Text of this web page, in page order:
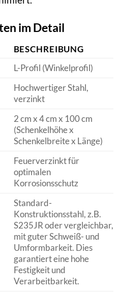
im Detail
BESCHREIBUNG
L-Profil (Winkelprofil)
Hochwertiger Stahl,
verzinkt
2 cm x 4 cm x 100 cm
(Schenkelhöhe x
Schenkelbreite x Länge)
Feuerverzinkt für
optimalen
Korrosionsschutz
Standard-
Konstruktionsstahl, z.B.
S235JR oder vergleichbar,
mit guter Schweiß- und
Umformbarkeit. Dies
garantiert eine hohe
Festigkeit und
Verarbeitbarkeit.